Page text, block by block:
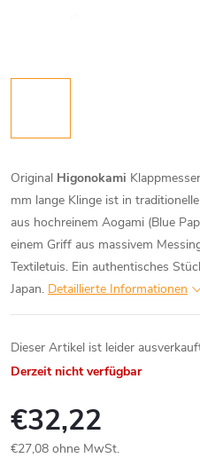
Original Higonokami
mm lange Klinge ist in
aus hochreinem Aogami (Blue
einem Griff aus massivem
Textiletuis. Ein authentisches
Japan. Detaillierte Informationen
Dieser Artikel ist leider
Derzeit nicht verfügbar
€32,22
€27,08 ohne MwSt.